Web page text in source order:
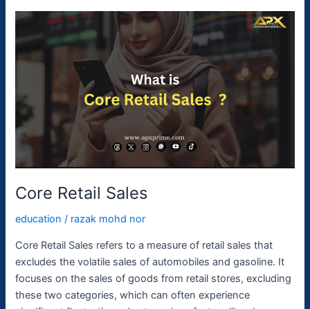
Core Retail Sales
education / razak mohd nor
Core Retail Sales refers to a measure of retail sales that
excludes the volatile sales of automobiles and gasoline. It
focuses on the sales of goods from retail stores, excluding
these two categories, which can often experience
Core
Retail
Sales